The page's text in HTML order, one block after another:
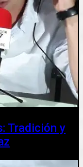
Tradición y